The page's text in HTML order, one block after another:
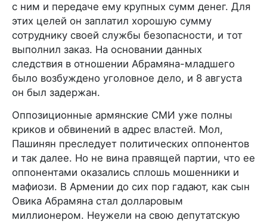
с ним и передаче ему крупных сумм денег. Для
этих целей он заплатил хорошую сумму
сотруднику своей службы безопасности, и тот
выполнил заказ. На основании данных
следствия в отношении Абрамяна-младшего
было возбуждено уголовное дело, и 8 августа
он был задержан.
Оппозиционные армянские СМИ уже полны
криков и обвинений в адрес властей. Мол,
Пашинян преследует политических оппонентов
и так далее. Но не вина правящей партии, что ее
оппонентами оказались сплошь мошенники и
мафиози. В Армении до сих пор гадают, как сын
Овика Абрамяна стал долларовым
миллионером. Неужели на свою депутатскую